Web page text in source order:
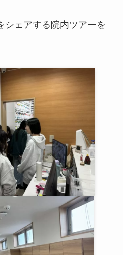
シェアする院内ツアーを